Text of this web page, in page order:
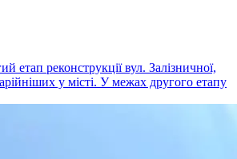
етап реконструкції вул. Залізничної,
у місті. У межах другого етапу